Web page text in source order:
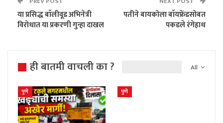
या प्रसिद्ध बाॅलीवूड अभिनेत्री
विरोधात या प्रकरणी गुन्हा दाखल
पतीने बायकोला बाॅयफ्रेंडसोबत
पकडले रंगेहाथ
All
ही बातमी वाचली का ?
पुणे पुणे